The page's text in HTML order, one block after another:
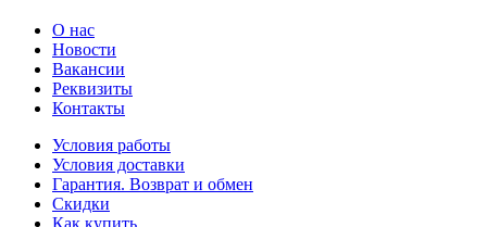
О нас
Новости
Вакансии
Реквизиты
Контакты
Условия работы
Условия доставки
Гарантия. Возврат и обмен
Скидки
Как купить